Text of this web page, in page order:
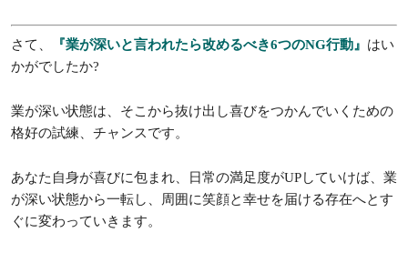
さて、 『業が深いと言われたら改めるべき6つのNG行動』 はい
かがでしたか?
業が深い状態は、そこから抜け出し喜びをつかんでいくための
格好の試練、チャンスです。
あなた自身が喜びに包まれ、日常の満足度がUPしていけば、業
が深い状態から一転し、周囲に笑顔と幸せを届ける存在へとす
ぐに変わっていきます。